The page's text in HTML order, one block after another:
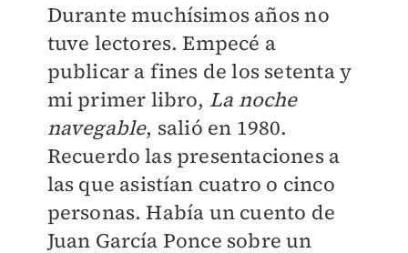
Durante muchísimos años no
tuve lectores. Empecé a
publicar a fines de los setenta y
mi primer libro, La noche
navegable, salió en 1980.
Recuerdo las presentaciones a
las que asistían cuatro o cinco
personas. Había un cuento de
Juan García Ponce sobre un